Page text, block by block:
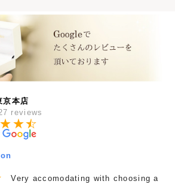
京本店
reviews
★
☆
Very accomodating with choosing a